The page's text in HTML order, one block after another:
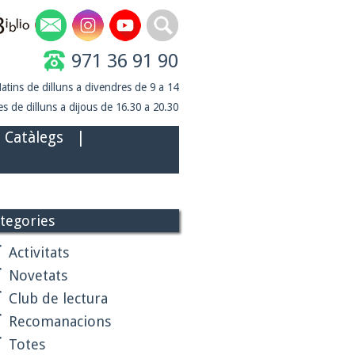
971 36 91 90
de dilluns a divendres de 9 a 14
de dilluns a dijous de 16.30 a 20.30
Catàlegs
Activitats
Novetats
Club de lectura
Recomanacions
Totes